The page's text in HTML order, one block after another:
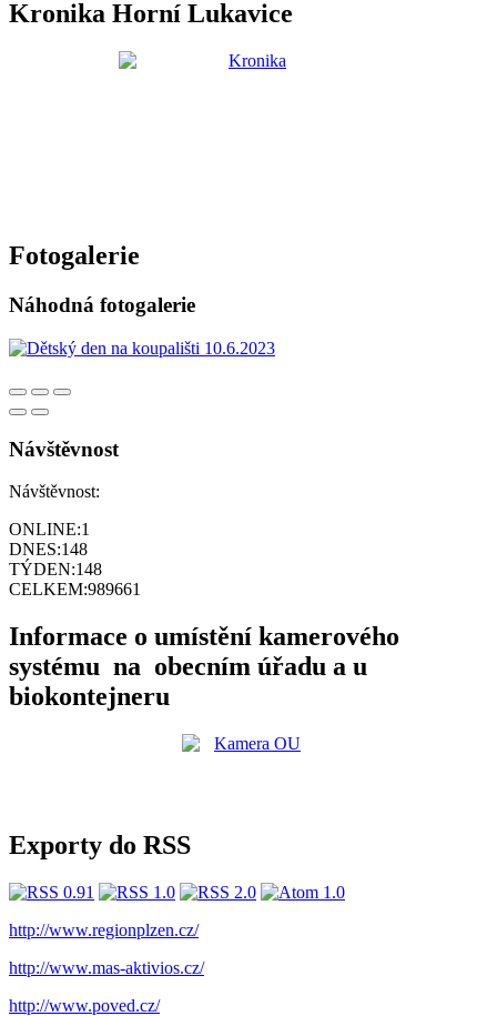
Kronika Horní Lukavice
Fotogalerie
Náhodná fotogalerie
Návštěvnost
Návštěvnost:
ONLINE:1
DNES:148
TÝDEN:148
CELKEM:989661
Informace o umístění kamerového
systému na obecním úřadu a u
biokontejneru
Exporty do RSS
http://www.regionplzen.cz/
http://www.mas-aktivios.cz/
http://www.poved.cz/